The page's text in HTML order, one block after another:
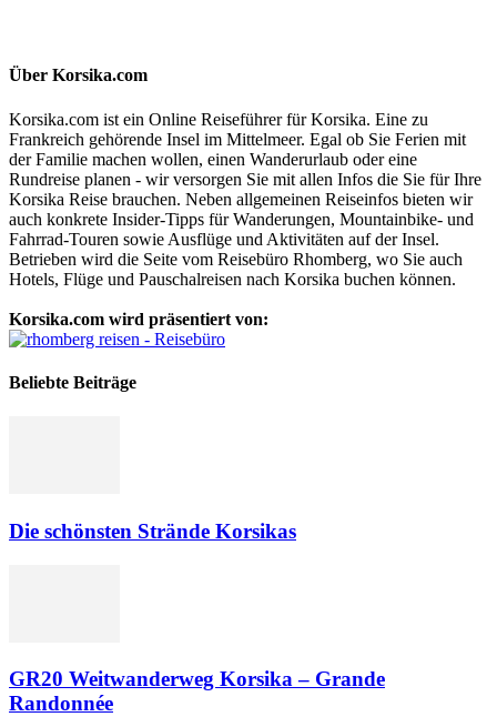
Über Korsika.com
Korsika.com ist ein Online Reiseführer für Korsika. Eine zu
Frankreich gehörende Insel im Mittelmeer. Egal ob Sie Ferien mit
der Familie machen wollen, einen Wanderurlaub oder eine
Rundreise planen - wir versorgen Sie mit allen Infos die Sie für Ihre
Korsika Reise brauchen. Neben allgemeinen Reiseinfos bieten wir
auch konkrete Insider-Tipps für Wanderungen, Mountainbike- und
Fahrrad-Touren sowie Ausflüge und Aktivitäten auf der Insel.
Betrieben wird die Seite vom Reisebüro Rhomberg, wo Sie auch
Hotels, Flüge und Pauschalreisen nach Korsika buchen können.
Korsika.com wird präsentiert von:
Beliebte Beiträge
Die schönsten Strände Korsikas
GR20 Weitwanderweg Korsika – Grande
Randonnée